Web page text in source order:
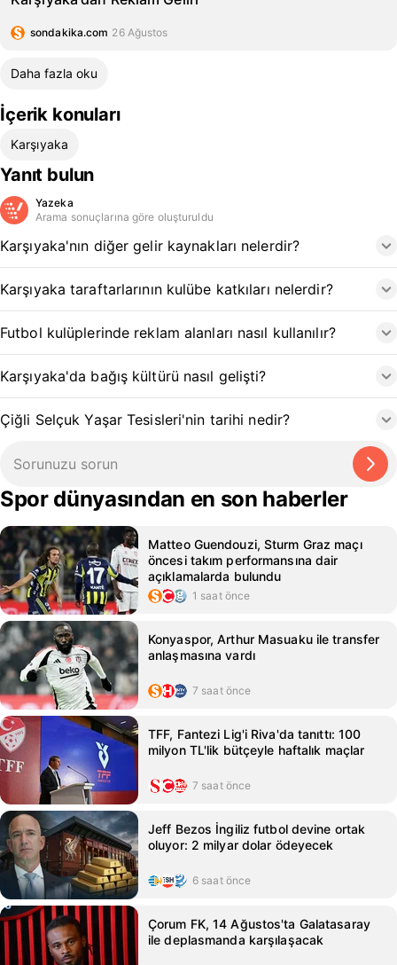
sondakika.com 26 Ağustos
Daha fazla oku
İçerik konuları
Karşıyaka
Yanıt bulun
Yazeka
Arama sonuçlarına göre oluşturuldu
Karşıyaka'nın diğer gelir kaynakları nelerdir?
Karşıyaka taraftarlarının kulübe katkıları nelerdir?
Futbol kulüplerinde reklam alanları nasıl kullanılır?
Karşıyaka'da bağış kültürü nasıl gelişti?
Çiğli Selçuk Yaşar Tesisleri'nin tarihi nedir?
Spor dünyasından en son haberler
Matteo Guendouzi, Sturm Graz maçı
öncesi takım performansına dair
açıklamalarda bulundu
1 saat önce
Konyaspor, Arthur Masuaku ile transfer
anlaşmasına vardı
7 saat önce
TFF, Fantezi Lig'i Riva'da tanıttı: 100
milyon TL'lik bütçeyle haftalık maçlar
7 saat önce
Jeff Bezos İngiliz futbol devine ortak
oluyor: 2 milyar dolar ödeyecek
6 saat önce
Çorum FK, 14 Ağustos'ta Galatasaray
ile deplasmanda karşılaşacak